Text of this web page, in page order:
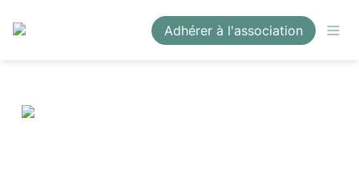
Adhérer à l'association